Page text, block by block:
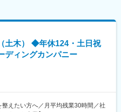
土木） ◆年休124・土日祝
ディングカンパニー
整えたい方へ／月平均残業30時間／社